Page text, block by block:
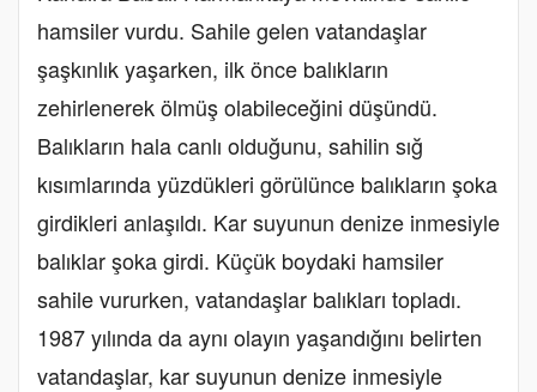
hamsiler vurdu. Sahile gelen vatandaşlar
şaşkınlık yaşarken, ilk önce balıkların
zehirlenerek ölmüş olabileceğini düşündü.
Balıkların hala canlı olduğunu, sahilin sığ
kısımlarında yüzdükleri görülünce balıkların şoka
girdikleri anlaşıldı. Kar suyunun denize inmesiyle
balıklar şoka girdi. Küçük boydaki hamsiler
sahile vururken, vatandaşlar balıkları topladı.
1987 yılında da aynı olayın yaşandığını belirten
vatandaşlar, kar suyunun denize inmesiyle